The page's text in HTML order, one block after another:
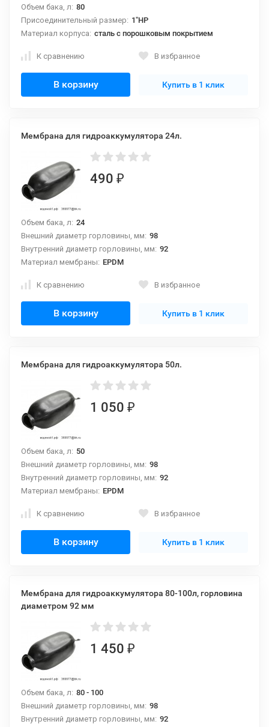
Объем бака, л: 80
Присоединительный размер: 1"НР
Материал корпуса: сталь с порошковым покрытием
К сравнению В избранное
В корзину Купить в 1 клик
Мембрана для гидроаккумулятора 24л.
490 ₽
Объем бака, л: 24
Внешний диаметр горловины, мм: 98
Внутренний диаметр горловины, мм: 92
Материал мембраны: EPDM
К сравнению В избранное
В корзину Купить в 1 клик
Мембрана для гидроаккумулятора 50л.
1 050 ₽
Объем бака, л: 50
Внешний диаметр горловины, мм: 98
Внутренний диаметр горловины, мм: 92
Материал мембраны: EPDM
К сравнению В избранное
В корзину Купить в 1 клик
Мембрана для гидроаккумулятора 80-100л, горловина
диаметром 92 мм
1 450 ₽
Объем бака, л: 80 - 100
Внешний диаметр горловины, мм: 98
Внутренний диаметр горловины, мм: 92